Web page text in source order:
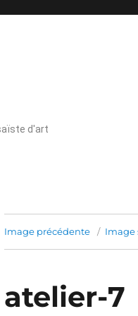
d'art
Image précédente Image
atelier-7